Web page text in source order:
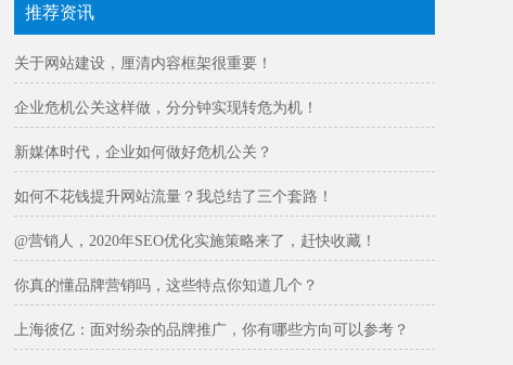
推荐资讯
关于网站建设，厘清内容框架很重要！
企业危机公关这样做，分分钟实现转危为机！
新媒体时代，企业如何做好危机公关？
如何不花钱提升网站流量？我总结了三个套路！
@营销人，2020年SEO优化实施策略来了，赶快收藏！
你真的懂品牌营销吗，这些特点你知道几个？
上海彼亿：面对纷杂的品牌推广，你有哪些方向可以参考？